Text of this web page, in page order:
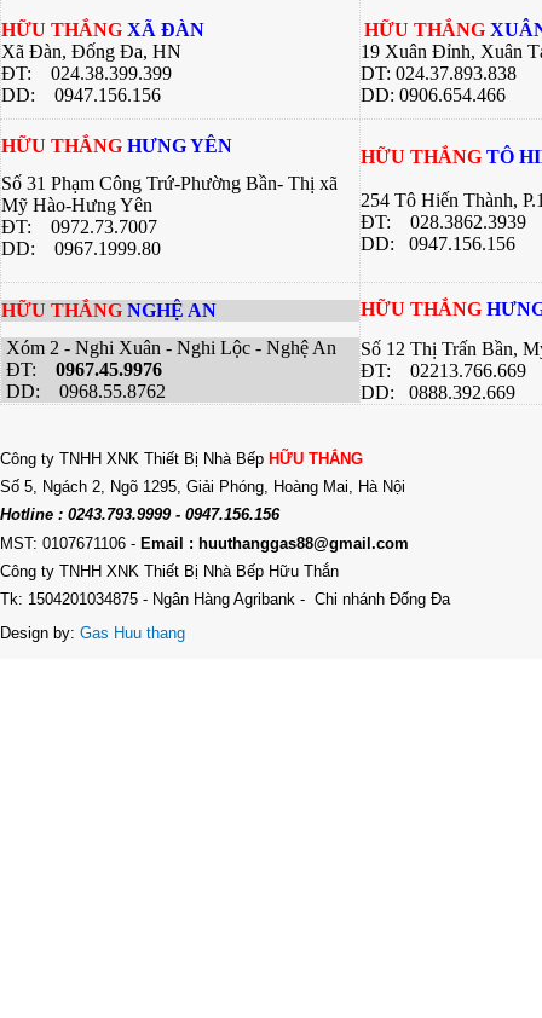
Âu đó là
về 2 dòng
bạn có sự
bếp của gia
HỮU THẮNG XÃ ĐÀN
Xã Đàn, Đống Đa, HN
ĐT: 024.38.399.399
DD: 0947.156.156
HỮU THẮNG
19 Xuân Đỉnh, Xuân
DT: 024.37.893.838
DD: 0906.654.466
HỮU THẮNG HƯNG YÊN
Số 31 Phạm Công Trứ-Phường Bần- Thị xã
Mỹ Hào-Hưng Yên
ĐT: 0972.73.7007
DD: 0967.1999.80
HỮU THẮNG TÔ
254 Tô Hiến Thành,
ĐT:
028.3862.3939
DD: 0947.156.156
HỮU THẮNG NGHỆ AN
Xóm 2 - Nghi Xuân - Nghi Lộc - Nghệ An
ĐT: 0967.45.9976
DD: 0968.55.8762
HỮU THẮNG
Số 12 Thị Trấn Bần,
ĐT: 02213.766.669
DD: 0888.392.669
Công ty TNHH XNK Thiết Bị Nhà Bếp HỮU THẮNG
Số 5, Ngách 2, Ngõ 1295, Giải Phóng, Hoàng Mai, Hà Nội
Hotline : 0243.793.9999 - 0947.156.156
MST: 0107671106 - Email : huuthanggas88@gmail.com
Công ty TNHH XNK Thiết Bị Nhà Bếp Hữu Thắn
Tk: 1504201034875 - Ngân Hàng Agribank - Chi nhánh Đống Đa
Design by: Gas Huu thang